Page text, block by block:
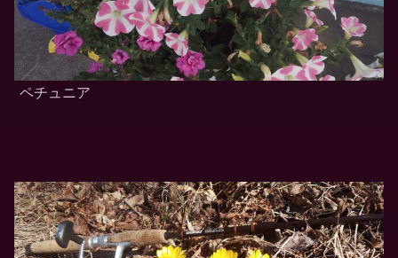
ペチュニア